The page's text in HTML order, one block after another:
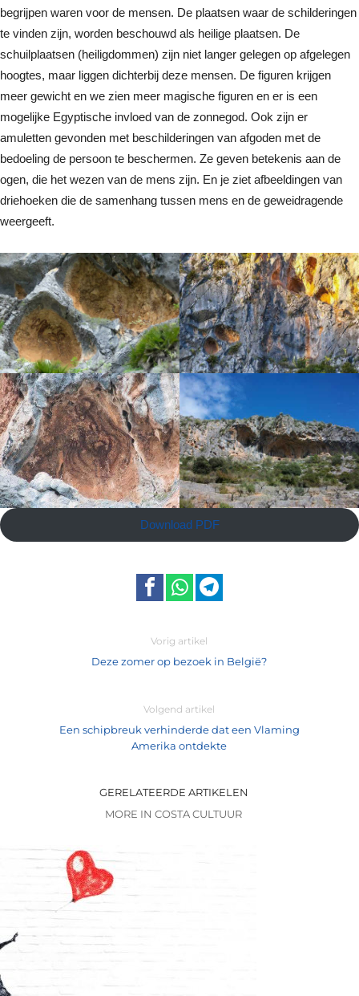
begrijpen waren voor de mensen. De plaatsen waar de schilderingen
te vinden zijn, worden beschouwd als heilige plaatsen. De
schuilplaatsen (heiligdommen) zijn niet langer gelegen op afgelegen
hoogtes, maar liggen dichterbij deze mensen. De figuren krijgen
meer gewicht en we zien meer magische figuren en er is een
mogelijke Egyptische invloed van de zonnegod. Ook zijn er
amuletten gevonden met beschilderingen van afgoden met de
bedoeling de persoon te beschermen. Ze geven betekenis aan de
ogen, die het wezen van de mens zijn. En je ziet afbeeldingen van
driehoeken die de samenhang tussen mens en de geweidragende
weergeeft.
Download PDF
Vorig artikel
Deze zomer op bezoek in België?
Volgend artikel
Een schipbreuk verhinderde dat een Vlaming
Amerika ontdekte
GERELATEERDE ARTIKELEN
MORE IN COSTA CULTUUR